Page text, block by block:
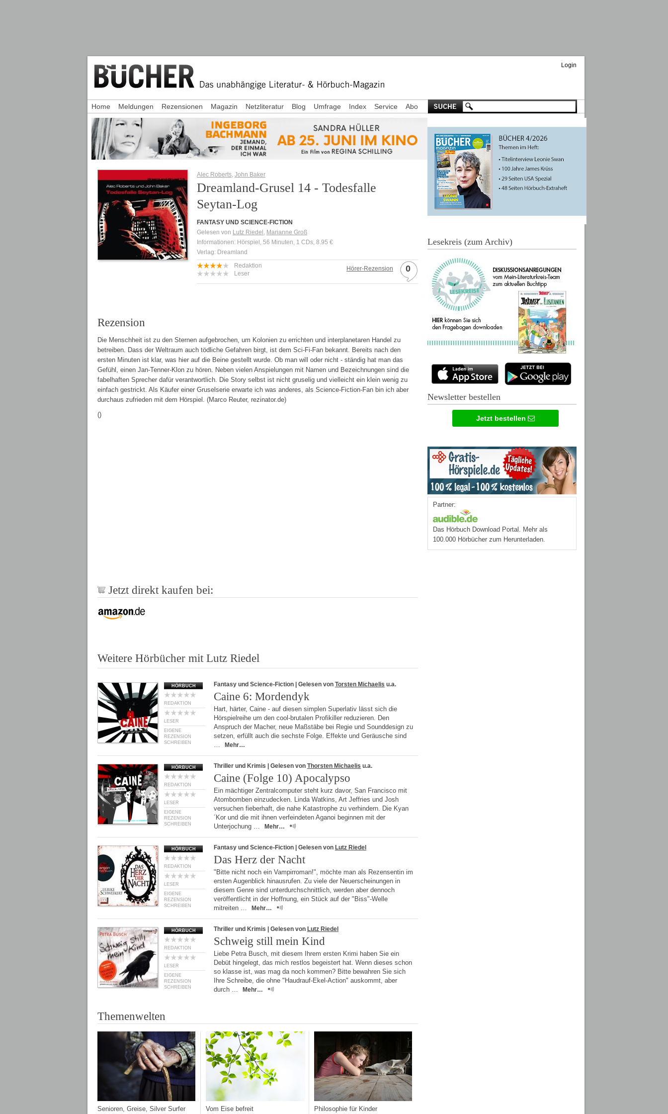
Login
Alec Roberts, John Baker
Dreamland-Grusel 14 - Todesfalle
Seytan-Log
FANTASY UND SCIENCE-FICTION
Gelesen von Lutz Riedel , Marianne Groß
Informationen: Hörspiel, 56 Minuten, 1 CDs, 8.95 €
Verlag: Dreamland
Hörer-Rezension 0
Redaktion
Leser
Rezension
Die Menschheit ist zu den Sternen aufgebrochen, um Kolonien zu errichten und interplanetaren Handel zu
betreiben. Dass der Weltraum auch tödliche Gefahren birgt, ist dem Sci-Fi-Fan bekannt. Bereits nach den
ersten Minuten ist klar, was hier auf die Beine gestellt wurde. Ob man will oder nicht - ständig hat man das
Gefühl, einen Jan-Tenner-Klon zu hören. Neben vielen Anspielungen mit Namen und Bezeichnungen sind die
fabelhaften Sprecher dafür verantwortlich. Die Story selbst ist nicht gruselig und vielleicht ein klein wenig zu
einfach gestrickt. Als Käufer einer Gruselserie erwarte ich was anderes, als Science-Fiction-Fan bin ich aber
durchaus zufrieden mit dem Hörspiel. (Marco Reuter, rezinator.de)
()
Jetzt direkt kaufen bei:
Weitere Hörbücher mit Lutz Riedel
HÖRBUCH
REDAKTION
LESER
EIGENE
REZENSION
SCHREIBEN
Fantasy und Science-Fiction | Gelesen von Torsten Michaelis u.a.
Caine 6: Mordendyk
Hart, härter, Caine - auf diesen simplen Superlativ lässt sich die
Hörspielreihe um den cool-brutalen Profikiller reduzieren. Den
Anspruch der Macher, neue Maßstäbe bei Regie und Sounddesign zu
setzen, erfüllt auch die sechste Folge. Effekte und Geräusche sind
…
Mehr…
HÖRBUCH
REDAKTION
LESER
EIGENE
REZENSION
SCHREIBEN
Thriller und Krimis | Gelesen von Thorsten Michaelis u.a.
Caine (Folge 10) Apocalypso
Ein mächtiger Zentralcomputer steht kurz davor, San Francisco mit
Atombomben einzudecken. Linda Watkins, Art Jeffries und Josh
versuchen fieberhaft, die nahe Katastrophe zu verhindern. Die Kyan
´Kor und die mit ihnen verfeindeten Aganoi beginnen mit der
Unterjochung …
Mehr…
HÖRBUCH
REDAKTION
LESER
EIGENE
REZENSION
SCHREIBEN
Fantasy und Science-Fiction | Gelesen von Lutz Riedel
Das Herz der Nacht
"Bitte nicht noch ein Vampirroman!", möchte man als Rezensentin im
ersten Augenblick hinausrufen. Zu viele der Neuerscheinungen in
diesem Genre sind unterdurchschnittlich, werden aber dennoch
veröffentlicht in der Hoffnung, ein Stück auf der "Biss"-Welle
mitreiten …
Mehr…
HÖRBUCH
REDAKTION
LESER
EIGENE
REZENSION
SCHREIBEN
Thriller und Krimis | Gelesen von Lutz Riedel
Schweig still mein Kind
Liebe Petra Busch, mit diesem Ihrem ersten Krimi haben Sie ein
Debüt hingelegt, das mich restlos begeistert hat. Wenn dieses schon
so klasse ist, was mag da noch kommen? Bitte bewahren Sie sich
Ihre Schreibe, die ohne "Haudrauf-Ekel-Action" auskommt, aber
durch …
Mehr…
Themenwelten
Senioren, Greise, Silver Surfer Vom Eise befreit Philosophie für Kinder
Home Meldungen Rezensionen Magazin Netzliteratur Blog Umfrage Index Service Abo
Lesekreis (zum Archiv)
Newsletter bestellen
Jetzt bestellen
Partner:
Das Hörbuch Download Portal. Mehr als
100.000 Hörbücher zum Herunterladen.